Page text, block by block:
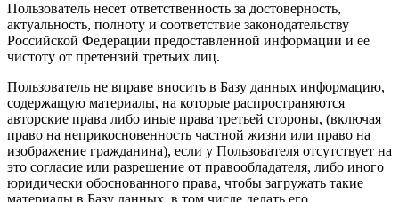
Пользователь несет ответственность за достоверность,
актуальность, полноту и соответствие законодательству
Российской Федерации предоставленной информации и ее
чистоту от претензий третьих лиц.
Пользователь не вправе вносить в Базу данных информацию,
содержащую материалы, на которые распространяются
авторские права либо иные права третьей стороны, (включая
право на неприкосновенность частной жизни или право на
изображение гражданина), если у Пользователя отсутствует на
это согласие или разрешение от правообладателя, либо иного
юридически обоснованного права, чтобы загружать такие